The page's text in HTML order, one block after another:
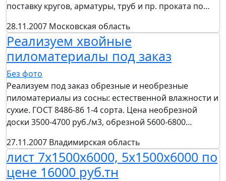
поставку кругов, арматуры, труб и пр. проката по…
28.11.2007 Московская область
Реализуем хвойные
пиломатериалы под заказ
Без фото
Реализуем под заказ обрезные и необрезные
пиломатериалы из сосны: естественной влажности и
сухие. ГОСТ 8486-86 1-4 сорта. Цена необрезной
доски 3500-4700 руб./м3, обрезной 5600-6800…
27.11.2007 Владимирская область
лист 7х1500х6000, 5х1500х6000 по
цене 16000 руб.тн